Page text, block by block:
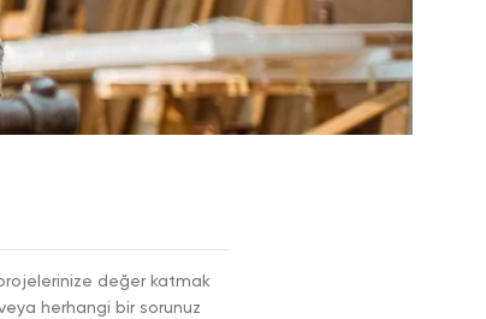
değer katmak
herhangi bir sorunuz